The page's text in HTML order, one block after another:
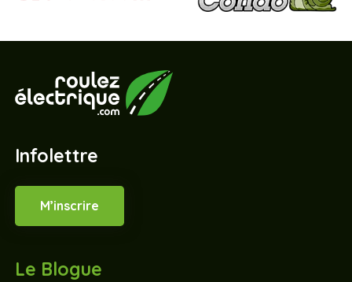
Infolettre
M’inscrire
Le Blogue